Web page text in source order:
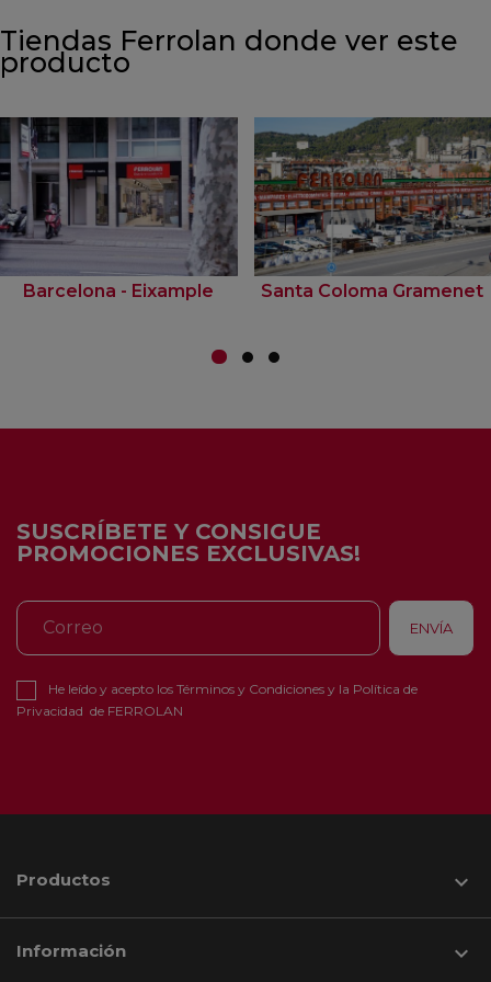
Tiendas Ferrolan donde ver este
producto
Barcelona - Eixample Santa Coloma Gramenet
SUSCRÍBETE Y CONSIGUE
PROMOCIONES EXCLUSIVAS!
He leído y acepto los Términos y Condiciones y la Política de
Privacidad de FERROLAN
Productos 
Información 